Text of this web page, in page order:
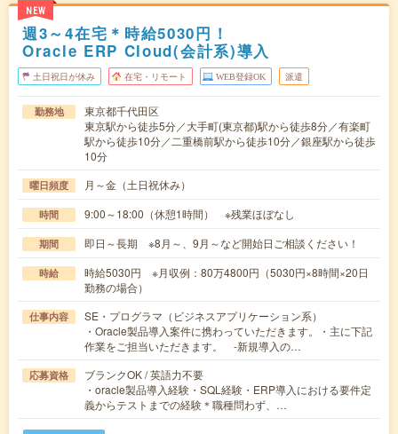
NEW
週3～4在宅＊時給5030円！
Oracle ERP Cloud(会計系)導入
土日祝日が休み 在宅・リモート WEB登録OK 派遣
勤務地
東京都千代田区
東京駅から徒歩5分／大手町(東京都)駅から徒歩8分／有楽町
駅から徒歩10分／二重橋前駅から徒歩10分／銀座駅から徒歩
10分
曜日頻度 月～金（土日祝休み）
時間 9:00～18:00（休憩1時間） ※残業ほぼなし
期間 即日～長期 ※8月～、9月～など開始日ご相談ください！
時給
時給5030円 ※月収例：80万4800円（5030円×8時間×20日
勤務の場合）
仕事内容
SE・プログラマ（ビジネスアプリケーション系）
・Oracle製品導入案件に携わっていただきます。・主に下記
作業をご担当いただきます。 -新規導入の…
応募資格
ブランクOK / 英語力不要
・oracle製品導入経験・SQL経験・ERP導入における要件定
義からテストまでの経験＊職種問わず、…